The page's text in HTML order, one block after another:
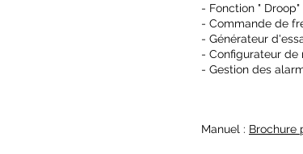
- Fonction " Droop"
- Commande de
- Générateur
- Configurateur de
- Gestion des
Manuel : Brochure